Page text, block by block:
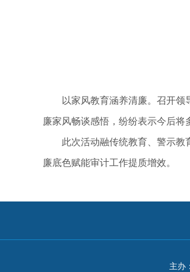
以家风教育涵养清廉。召开领导
廉家风畅谈感悟，纷纷表示今后将
此次活动融传统教育、警示教育
廉底色赋能审计工作提质增效。
主办